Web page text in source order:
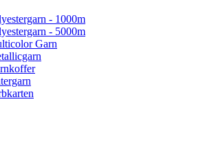
- 1000m
- 5000m
Garn